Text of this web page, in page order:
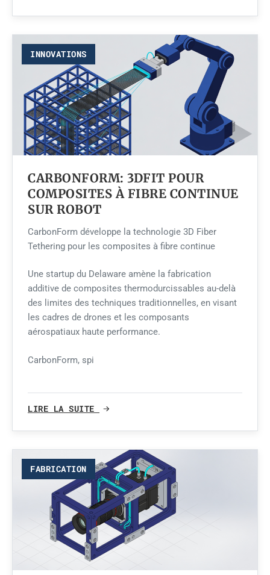
INNOVATIONS
CARBONFORM: 3DFIT POUR
COMPOSITES À FIBRE CONTINUE
SUR ROBOT
CarbonForm développe la technologie 3D Fiber
Tethering pour les composites à fibre continue
Une startup du Delaware amène la fabrication
additive de composites thermodurcissables au-delà
des limites des techniques traditionnelles, en visant
les cadres de drones et les composants
aérospatiaux haute performance.
CarbonForm, spi
LIRE LA SUITE
FABRICATION